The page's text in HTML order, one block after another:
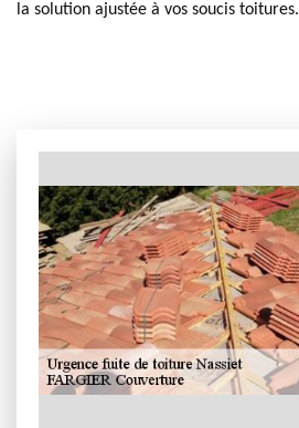
la solution ajustée à vos soucis toitures.